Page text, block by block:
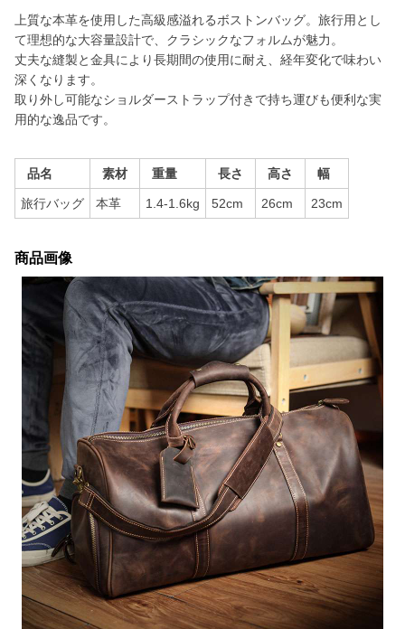
上質な本革を使用した高級感溢れるボストンバッグ。旅行用とし
て理想的な大容量設計で、クラシックなフォルムが魅力。
丈夫な縫製と金具により長期間の使用に耐え、経年変化で味わい
深くなります。
取り外し可能なショルダーストラップ付きで持ち運びも便利な実
用的な逸品です。
品名 素材 重量 長さ 高さ 幅
旅行バッグ 本革 1.4-1.6kg 52cm 26cm 23cm
商品画像